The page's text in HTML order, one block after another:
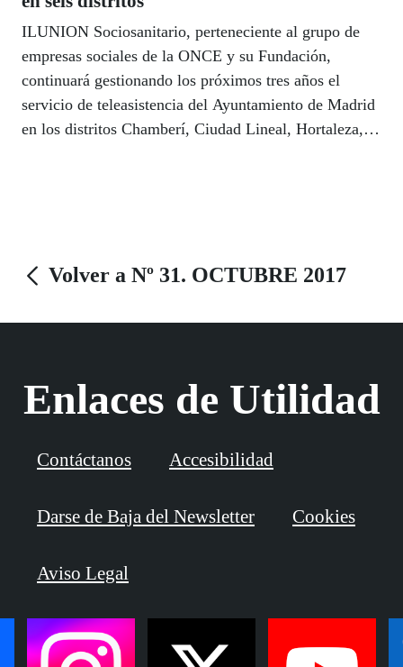
ILUNION Sociosanitario, perteneciente al grupo de
empresas sociales de la ONCE y su Fundación,
continuará gestionando los próximos tres años el
servicio de teleasistencia del Ayuntamiento de Madrid
en los distritos Chamberí, Ciudad Lineal, Hortaleza,
Volver a Nº 31. OCTUBRE 2017
Enlaces de Utilidad
Contáctanos Accesibilidad
Darse de Baja del Newsletter Cookies
Aviso Legal